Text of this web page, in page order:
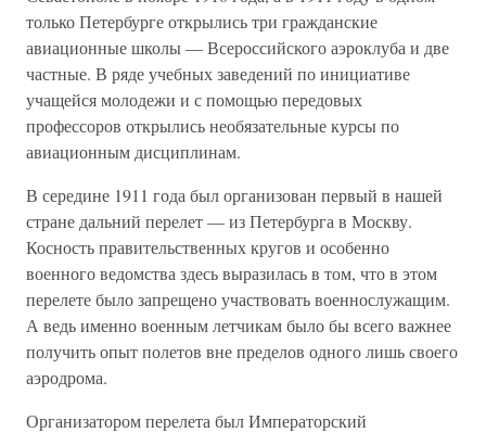
только Петербурге открылись три гражданские
авиационные школы — Всероссийского аэроклуба и две
частные. В ряде учебных заведений по инициативе
учащейся молодежи и с помощью передовых
профессоров открылись необязательные курсы по
авиационным дисциплинам.
В середине 1911 года был организован первый в нашей
стране дальний перелет — из Петербурга в Москву.
Косность правительственных кругов и особенно
военного ведомства здесь выразилась в том, что в этом
перелете было запрещено участвовать военнослужащим.
А ведь именно военным летчикам было бы всего важнее
получить опыт полетов вне пределов одного лишь своего
аэродрома.
Организатором перелета был Императорский